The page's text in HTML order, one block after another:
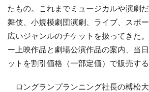
たもの。これまでミュージカルや演劇
舞伎、小規模劇団演劇、ライブ、スポ
広いジャンルのチケットを扱ってきた
ー上映作品と劇場公演作品の案内、当
ットを割引価格（一部定価）で販売する
ロングランプランニング社長の榑松